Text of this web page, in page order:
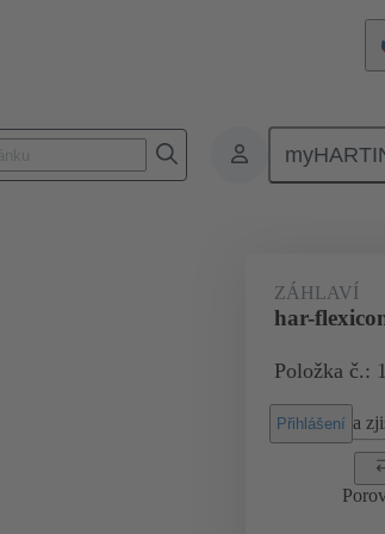
ZÁHLAVÍ
har-
Položka č.:
Přihlášení a